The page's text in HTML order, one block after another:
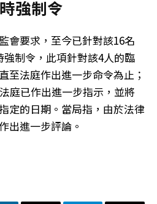
強制令
會要求，至今已針對該16名
制令，此項針對該4人的臨
至法庭作出進一步命令為止；
庭已作出進一步指示，並將
定的日期。當局指，由於法律
出進一步評論。